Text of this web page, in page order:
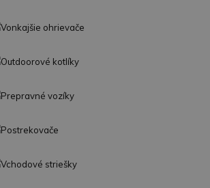
Vonkajšie ohrievače
Outdoorové kotlíky
Prepravné vozíky
Postrekovače
Vchodové striešky